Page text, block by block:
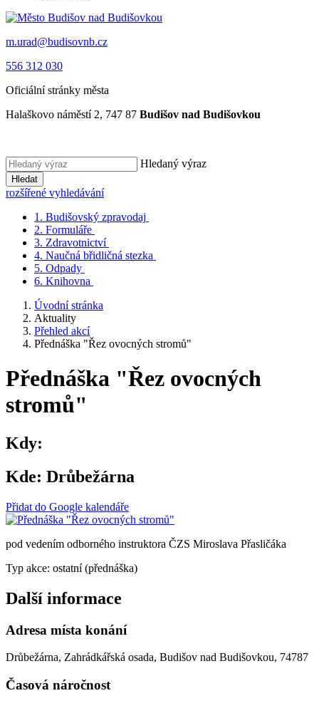
m.urad@budisovnb.cz
556 312 030
Oficiální stránky města
Halaškovo náměstí 2, 747 87 Budišov nad Budišovkou
Hledaný výraz
Hledat
rozšířené vyhledávání
1. Budišovský zpravodaj
2. Formuláře
3. Zdravotnictví
4. Naučná břidličná stezka
5. Odpady
6. Knihovna
Úvodní stránka
Aktuality
Přehled akcí
Přednáška "Řez ovocných stromů"
Přednáška "Řez ovocných
stromů"
Kdy:
Kde: Drůbežárna
Přidat do Google kalendáře
pod vedením odborného instruktora ČZS Miroslava Přasličáka
Typ akce: ostatní (přednáška)
Další informace
Adresa místa konání
Drůbežárna, Zahrádkářská osada, Budišov nad Budišovkou, 74787
Časová náročnost